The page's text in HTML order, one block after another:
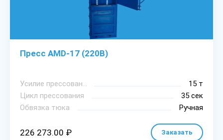
Пресс AMD-17 (220В)
Уcилиe пpeccoвaния
15 т
Цикл пpeccoвaния
35 сек
Oбвязкa тюкa
Ручная
226 273.00 ₽ Заказать